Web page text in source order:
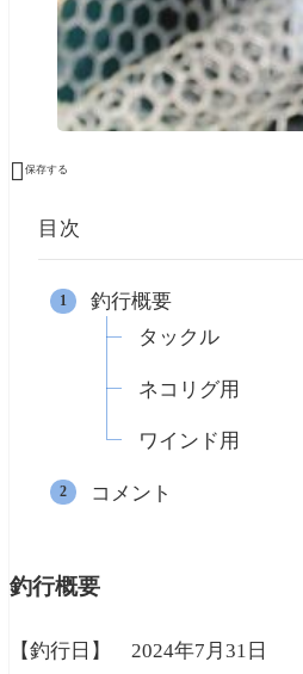
 保存する
目次
釣行概要
タックル
ネコリグ用
ワインド用
コメント
釣行概要
【釣行日】 2024年7月31日